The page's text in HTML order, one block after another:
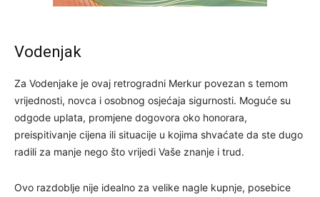
Vodenjak
Za Vodenjake je ovaj retrogradni Merkur povezan s temom
vrijednosti, novca i osobnog osjećaja sigurnosti. Moguće su
odgode uplata, promjene dogovora oko honorara,
preispitivanje cijena ili situacije u kojima shvaćate da ste dugo
radili za manje nego što vrijedi Vaše znanje i trud.
Ovo razdoblje nije idealno za velike nagle kupnje, posebice